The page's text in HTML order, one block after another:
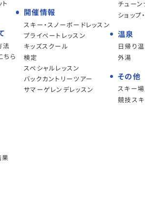
法
ちら
開催情報
スキー・スノーボードレッスン
プライベートレッスン
キッズスクール
検定
スペシャルレッスン
バックカントリーツアー
サマーゲレンデレッスン
チューン
ショップ
温泉
日帰り
外湯
その他
スキー
競技ス